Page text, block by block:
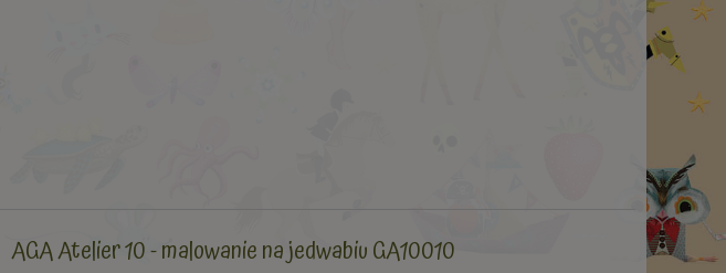
AGA Atelier 10 - malowanie na jedwabiu GA10010